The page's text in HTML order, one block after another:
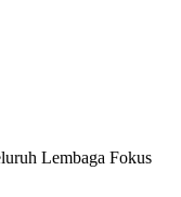
Lembaga Fokus